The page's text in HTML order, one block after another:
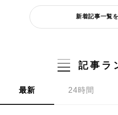
新着記事一覧
記事ラ
最新 24時間